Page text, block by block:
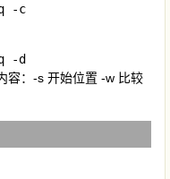
-c
-d
容：-s 开始位置 -w 比较